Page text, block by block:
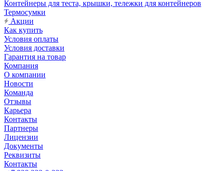
Контейнеры для теста, крышки, тележки для контейнеров
Термосумки
Акции
Как купить
Условия оплаты
Условия доставки
Гарантия на товар
Компания
О компании
Новости
Команда
Отзывы
Карьера
Контакты
Партнеры
Лицензии
Документы
Реквизиты
Контакты